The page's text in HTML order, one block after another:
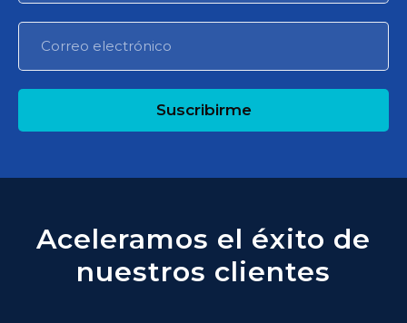
Suscribirme
Aceleramos el éxito de
nuestros clientes